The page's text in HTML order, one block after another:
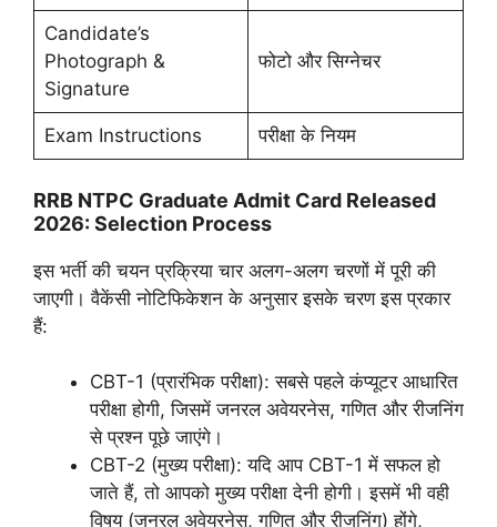
Candidate’s
Photograph &
Signature
फोटो और सिग्नेचर
Exam Instructions परीक्षा के नियम
RRB NTPC Graduate Admit Card Released
2026: Selection Process
इस भर्ती की चयन प्रक्रिया चार अलग-अलग चरणों में पूरी की
जाएगी। वैकेंसी नोटिफिकेशन के अनुसार इसके चरण इस प्रकार
हैं:
CBT-1 (प्रारंभिक परीक्षा): सबसे पहले कंप्यूटर आधारित
परीक्षा होगी, जिसमें जनरल अवेयरनेस, गणित और रीजनिंग
से प्रश्न पूछे जाएंगे।
CBT-2 (मुख्य परीक्षा): यदि आप CBT-1 में सफल हो
जाते हैं, तो आपको मुख्य परीक्षा देनी होगी। इसमें भी वही
विषय (जनरल अवेयरनेस, गणित और रीजनिंग) होंगे,